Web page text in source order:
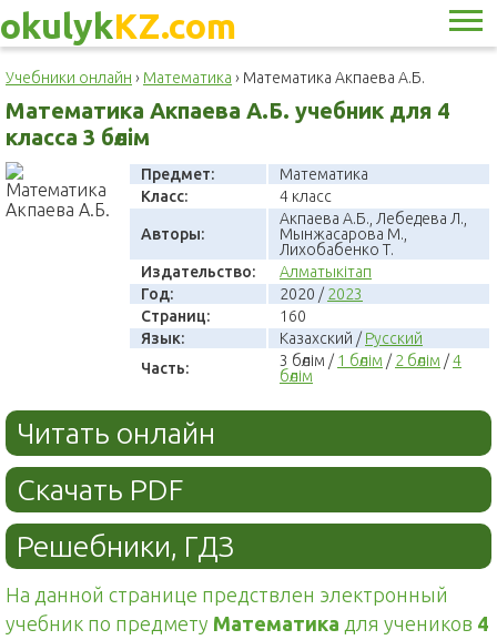
okulykKZ.com
Учебники онлайн › Математика › Математика Акпаева А.Б.
Математика Акпаева А.Б. учебник для 4
класса 3 бөлім
Предмет:
Математика
Класс:
4 класс
Авторы:
Акпаева А.Б., Лебедева Л.,
Мынжасарова М.,
Лихобабенко Т.
Издательство:
Алматыкітап
Год:
2020 / 2023
Страниц:
160
Язык:
Казахский / Русский
Часть:
3 бөлім / 1 бөлім / 2 бөлім /4
бөлім
Читать онлайн
Скачать PDF
Решебники, ГДЗ
На данной странице предствлен электронный
учебник по предмету Математика для учеников 4